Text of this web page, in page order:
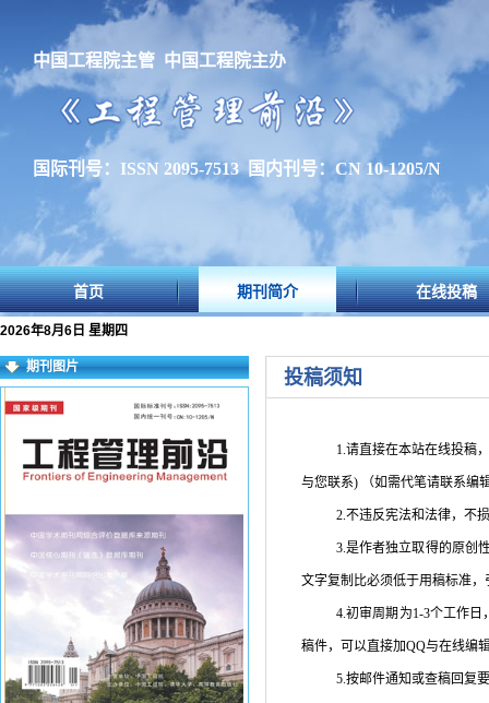
中国工程院主管 中国工程院主办
国际刊号：ISSN 2095-7513 国内刊号：CN 10-1205/N
首页 期刊简介 在线投稿
2026年8月6日 星期四
期刊图片 投稿须知
1.请直接在本站在线投稿
与您联系) （如需代笔请联系编
2.不违反宪法和法律，不
3.是作者独立取得的原创
文字复制比必须低于用稿标准
4.初审周期为1-3个工作日
稿件，可以直接加QQ与在线编
5.按邮件通知或查稿回复